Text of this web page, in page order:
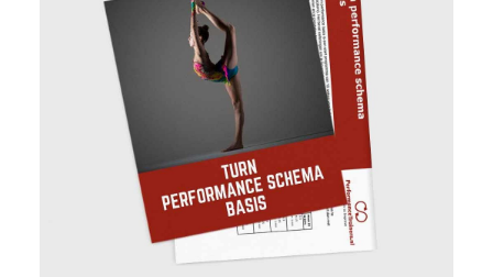
Trainingspläne
Schulungsvideos
bloggen
Kontakt